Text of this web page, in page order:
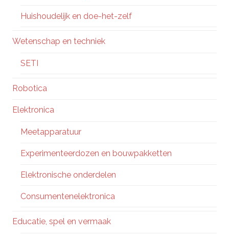
Huishoudelijk en doe-het-zelf
Wetenschap en techniek
SETI
Robotica
Elektronica
Meetapparatuur
Experimenteerdozen en bouwpakketten
Elektronische onderdelen
Consumentenelektronica
Educatie, spel en vermaak